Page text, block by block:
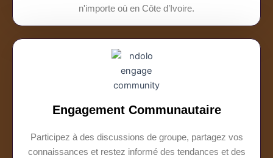
n'importe où en Côte d’Ivoire.
Engagement Communautaire
Participez à des discussions de groupe, partagez vos
connaissances et restez informé des tendances et des